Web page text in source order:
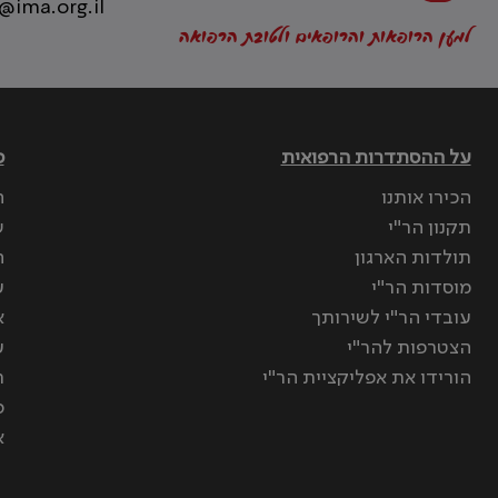
למען הרופאות והרופאים ולטובת הרפואה
על ההסתדרות הרפואית
הכירו אותנו
תקנון הר"י
תולדות הארגון
מוסדות הר"י
עובדי הר"י לשירותך
הצטרפות להר"י
הורידו את אפליקציית הר"י